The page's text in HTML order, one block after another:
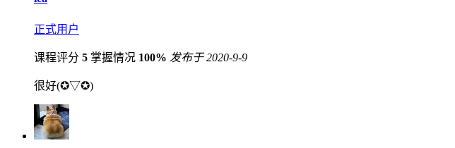
正式用户
课程评分 5 掌握情况 100% 发布于 2020-9-9
很好(✪▽✪)